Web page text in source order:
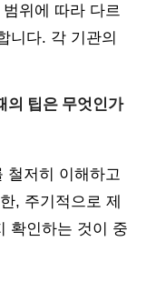
위에 따라 다르
니다. 각 기관의
의 팁은 무엇인가
철저히 이해하고
, 주기적으로 제
확인하는 것이 중